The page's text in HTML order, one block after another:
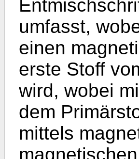
umfasst,
einen
erste Stoff
wird, wobei
dem
mittels